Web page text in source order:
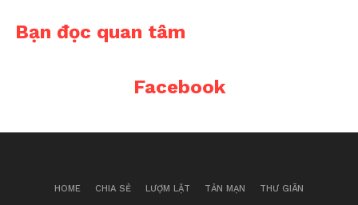
Bạn đọc quan tâm
Facebook
HOME CHIA SẺ LƯỢM LẶT TẢN MẠN THƯ GIÃN